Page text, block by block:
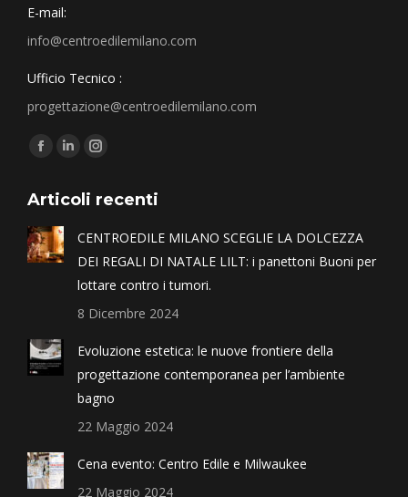
E-mail:
info@centroedilemilano.com
Ufficio Tecnico :
progettazione@centroedilemilano.com
Find us on:
Articoli recenti
CENTROEDILE MILANO SCEGLIE LA DOLCEZZA
DEI REGALI DI NATALE LILT: i panettoni Buoni per
lottare contro i tumori.
8 Dicembre 2024
Evoluzione estetica: le nuove frontiere della
progettazione contemporanea per l’ambiente
bagno
22 Maggio 2024
Cena evento: Centro Edile e Milwaukee
22 Maggio 2024